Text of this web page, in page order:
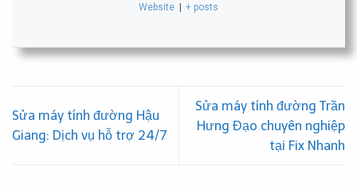
Website | + posts
Sửa máy tính đường Hậu
Giang: Dịch vụ hỗ trợ 24/7
Sửa máy tính đường Trần
Hưng Đạo chuyên nghiệp
tại Fix Nhanh